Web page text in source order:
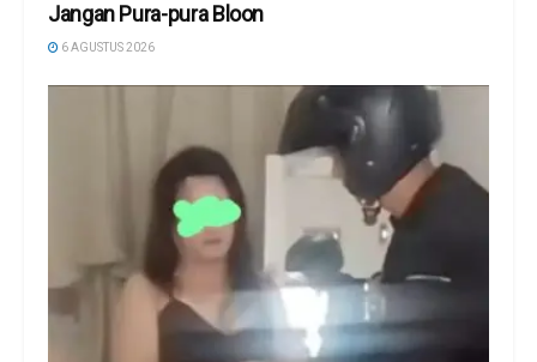
Jangan Pura-pura Bloon
6 AGUSTUS 2026